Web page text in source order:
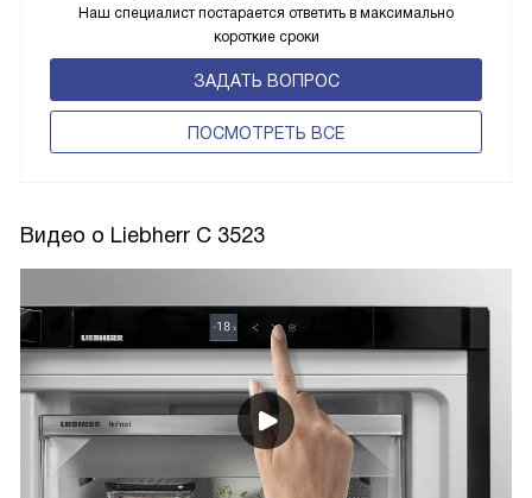
Наш специалист постарается ответить в максимально
короткие сроки
ЗАДАТЬ ВОПРОС
ПОCМОТРЕТЬ ВСЕ
Видео о Liebherr C 3523